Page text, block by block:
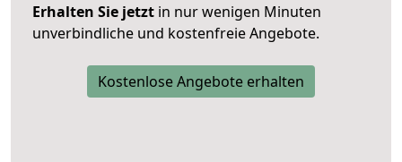
Erhalten Sie jetzt in nur wenigen Minuten
unverbindliche und kostenfreie Angebote.
Kostenlose Angebote erhalten